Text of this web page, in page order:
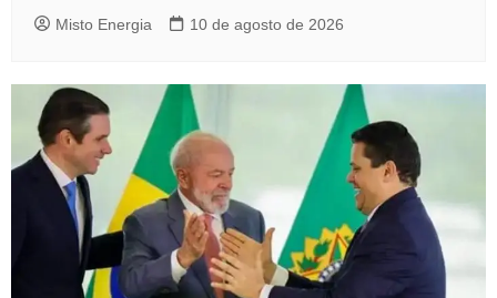
Misto Energia 10 de agosto de 2026